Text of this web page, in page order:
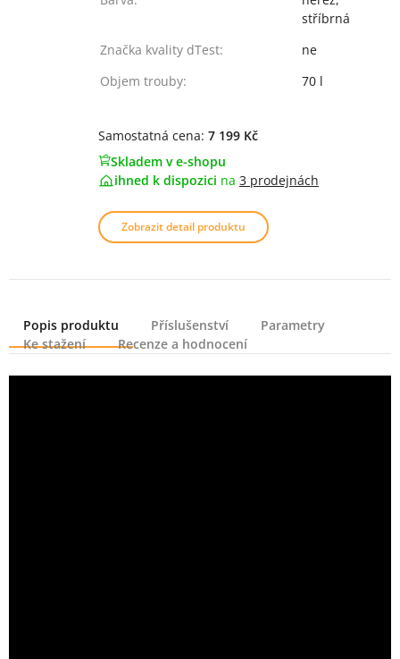
stříbrná
Značka kvality dTest:
ne
Objem trouby:
70 l
Samostatná cena: 7 199 Kč
Skladem v e-shopu
ihned k dispozici na 3 prodejnách
Zobrazit detail produktu
Popis produktu Příslušenství
Parametry
Ke stažení
Recenze a hodnocení